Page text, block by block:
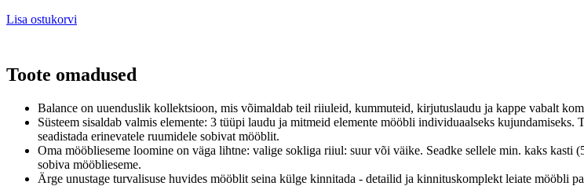
Lisa ostukorvi
Toote omadused
Balance on uuenduslik kollektsioon, mis võimaldab teil riiuleid, kummuteid, kirjutuslaudu ja kappe vabalt
Süsteem sisaldab valmis elemente: 3 tüüpi laudu ja mitmeid elemente mööbli individuaalseks kujundamiseks.
seadistada erinevatele ruumidele sobivat mööblit.
Oma mööblieseme loomine on väga lihtne: valige sokliga riiul: suur või väike. Seadke sellele min. kaks kasti
sobiva mööblieseme.
Ärge unustage turvalisuse huvides mööblit seina külge kinnitada - detailid ja kinnituskomplekt leiate mööbli